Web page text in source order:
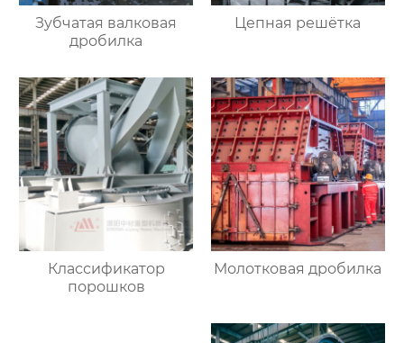
Зубчатая валковая
дробилка
Цепная решётка
Классификатор
порошков
Молотковая дробилка